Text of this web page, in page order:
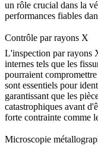
un rôle crucial dans la
performances fiables
Contrôle par rayons X
L'inspection par rayons
internes tels que les
pourraient
sont essentiels pour
garantissant que les
catastrophiques avant
forte contrainte comme
Microscopie